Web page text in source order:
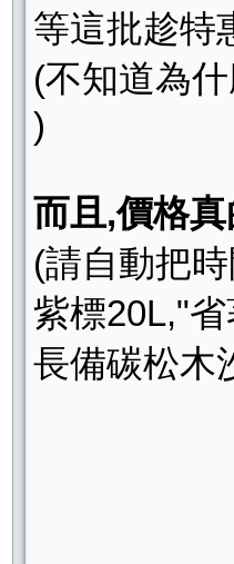
等這批趁特
(不知道為
)
而且,價格
(請自動把
紫標20L,"
長備碳松木